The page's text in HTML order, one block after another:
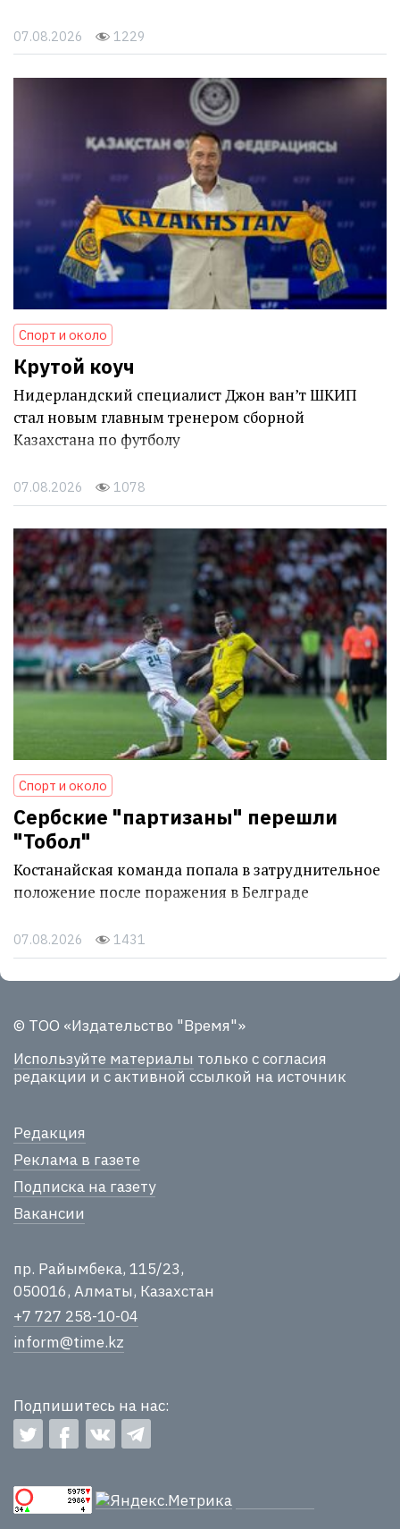
07.08.2026 1229
Спорт и около
Крутой коуч
Нидерландский специалист Джон ван’т ШКИП
стал новым главным тренером сборной
Казахстана по футболу
07.08.2026 1078
Спорт и около
Сербские "партизаны" перешли
"Тобол"
Костанайская команда попала в затруднительное
положение после поражения в Белграде
07.08.2026 1431
© ТОО «Издательство "Время"»
Используйте материалы только с согласия
редакции и с активной ссылкой на источник
Редакция
Реклама в газете
Подписка на газету
Вакансии
пр. Райымбека, 115/23,
050016, Алматы, Казахстан
+7 727 258-10-04
inform@time.kz
Подпишитесь на нас: